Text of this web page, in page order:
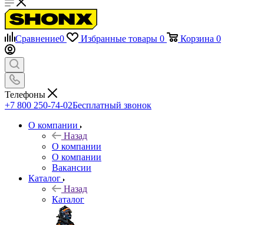
Сравнение0 Избранные товары 0 Корзина 0
Телефоны
+7 800 250-74-02Бесплатный звонок
О компании
Назад
О компании
О компании
Вакансии
Каталог
Назад
Каталог